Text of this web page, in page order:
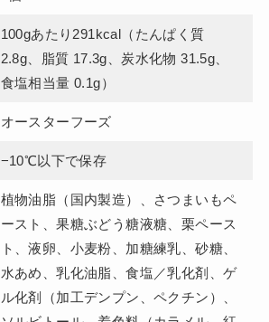
100gあたり291kcal（たんぱく質
2.8g、脂質 17.3g、炭水化物 31.5g、
食塩相当量 0.1g）
オースターフーズ
−10℃以下で保存
植物油脂（国内製造）、さつまいもペ
ースト、果糖ぶどう糖液糖、栗ペース
ト、液卵、小麦粉、加糖練乳、砂糖、
水あめ、乳化油脂、食塩／乳化剤、ゲ
ル化剤（加工デンプン、ペクチン）、